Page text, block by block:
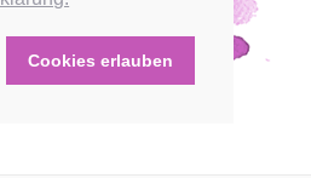
Cookies erlauben